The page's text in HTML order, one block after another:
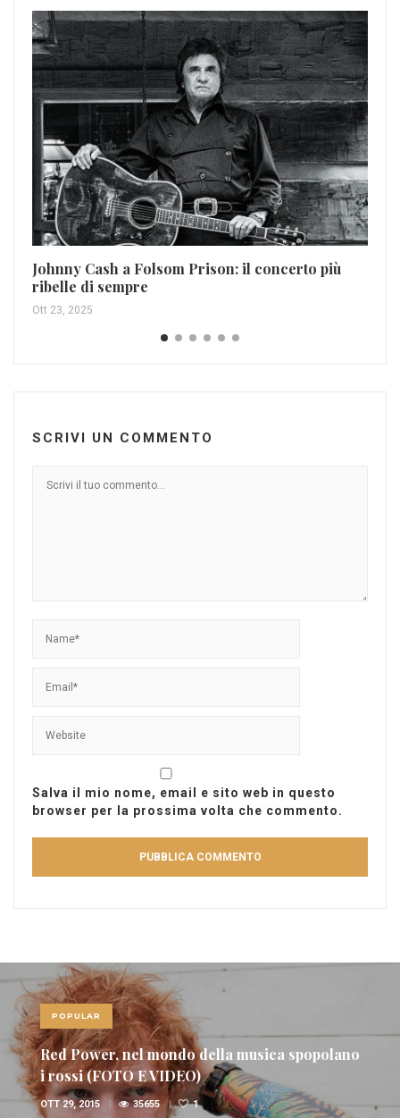
Johnny Cash a Folsom Prison: il concerto più
ribelle di sempre
Ott 23, 2025
SCRIVI UN COMMENTO
Salva il mio nome, email e sito web in questo
browser per la prossima volta che commento.
POPULAR
Le dieci più belle canzoni italiane sulla
domenica
GEN 22, 2017 35613 1